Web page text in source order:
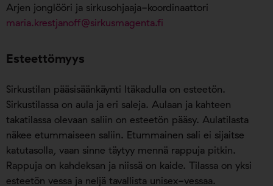
Arjen jonglööri ja sirkusohjaaja-koordinaattori
maria.krestjanoff@sirkusmagenta.fi
Esteettömyys
Sirkustilan pääsisäänkäynti Itäkadulla on esteetön.
Sirkustilassa on aula ja eri saleja. Aulaan ja kahteen
takatilassa olevaan saliin on esteetön pääsy. Aulatilasta
näkee etummaiseen saliin. Etummainen sali ei sijaitse
katutasolla, vaan sinne täytyy mennä rappuja pitkin.
Rappuja on kahdeksan ja niissä on kaide. Tilassa on yksi
esteetön vessa ja neljä tavallista unisex-vessaa.